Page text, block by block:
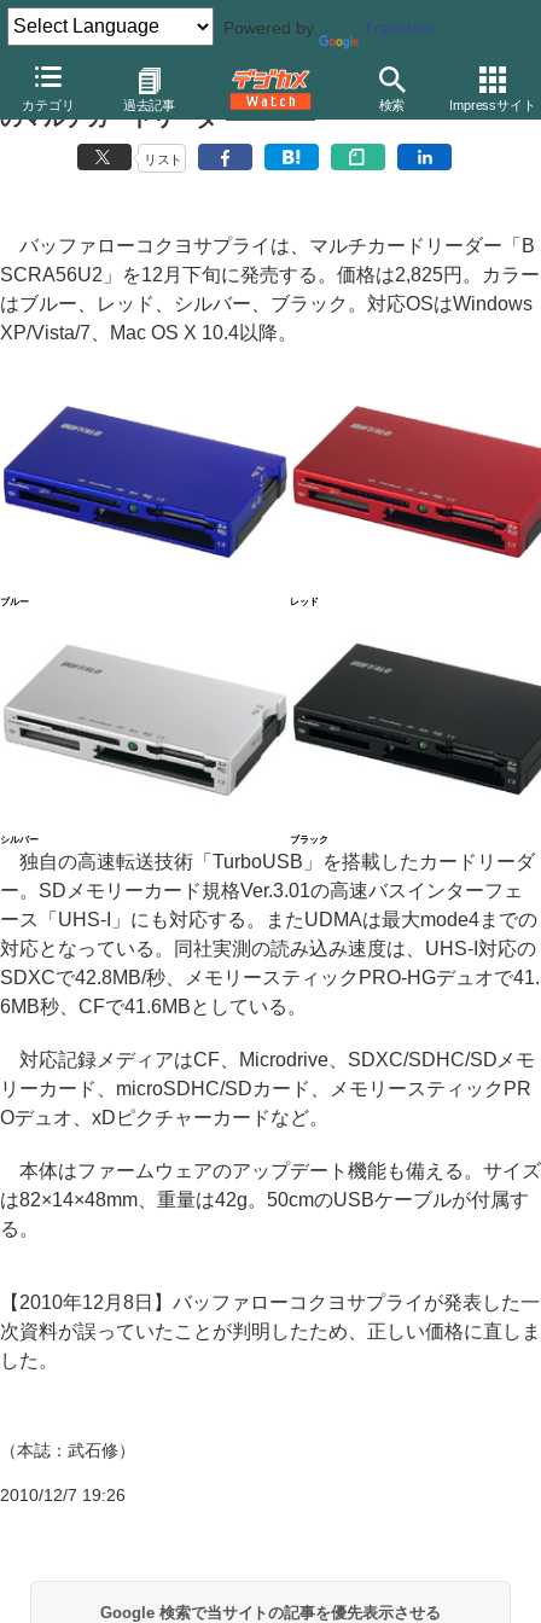
Powered by Translate
カテゴリ 過去記事 検索 Impressサイト
バッファローコクヨサプライ、TurboUSBやUHS-I対応
のマルチカードリーダー
リスト
バッファローコクヨサプライは、マルチカードリーダー「B
SCRA56U2」を12月下旬に発売する。価格は2,825円。カラー
はブルー、レッド、シルバー、ブラック。対応OSはWindows
XP/Vista/7、Mac OS X 10.4以降。
ブルー レッド
シルバー ブラック
独自の高速転送技術「TurboUSB」を搭載したカードリーダ
ー。SDメモリーカード規格Ver.3.01の高速バスインターフェ
ース「UHS-I」にも対応する。またUDMAは最大mode4までの
対応となっている。同社実測の読み込み速度は、UHS-I対応の
SDXCで42.8MB/秒、メモリースティックPRO-HGデュオで41.
6MB秒、CFで41.6MBとしている。
対応記録メディアはCF、Microdrive、SDXC/SDHC/SDメモ
リーカード、microSDHC/SDカード、メモリースティックPR
Oデュオ、xDピクチャーカードなど。
本体はファームウェアのアップデート機能も備える。サイズ
は82×14×48mm、重量は42g。50cmのUSBケーブルが付属す
る。
【2010年12月8日】バッファローコクヨサプライが発表した一
次資料が誤っていたことが判明したため、正しい価格に直しま
した。
（本誌：武石修）
2010/12/7 19:26
Google 検索で当サイトの記事を優先表示させる